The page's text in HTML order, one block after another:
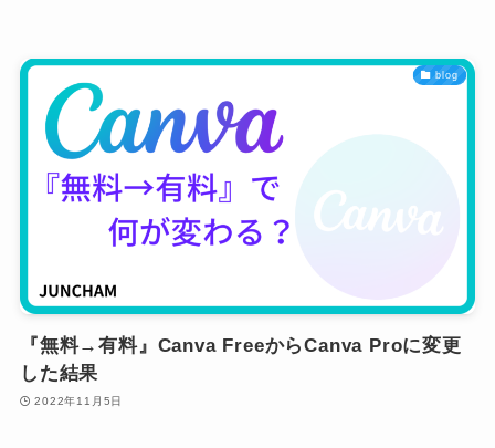
blog
『無料→有料』Canva FreeからCanva Proに変更
した結果
2022年11月5日